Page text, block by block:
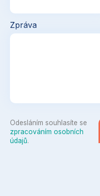
Zpráva
Odesláním souhlasíte se
zpracováním osobních
údajů.